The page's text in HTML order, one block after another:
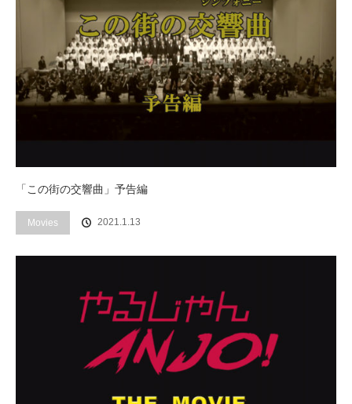
「この街の交響曲」予告編
Movies 2021.1.13